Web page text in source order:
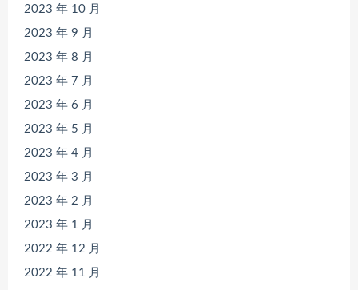
2023 年 10 月
2023 年 9 月
2023 年 8 月
2023 年 7 月
2023 年 6 月
2023 年 5 月
2023 年 4 月
2023 年 3 月
2023 年 2 月
2023 年 1 月
2022 年 12 月
2022 年 11 月